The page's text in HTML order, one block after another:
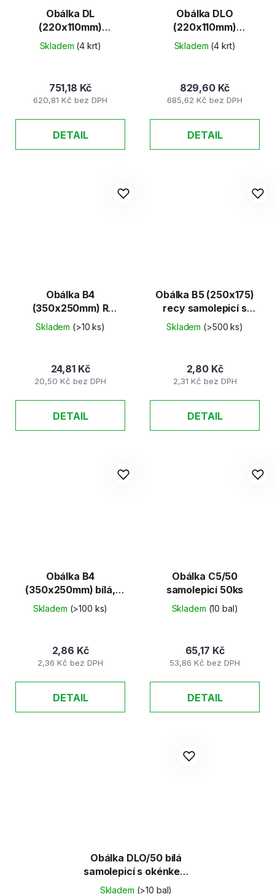
Obálka DL
(220x110mm)
samolepicí 1000ks/K
Skladem (4 krt)
620,81 Kč bez DPH
751,18 Kč
DETAIL
Obálka DLO
(220x110mm)
samolepicí 1000ks/K
Skladem (4 krt)
685,62 Kč bez DPH
829,60 Kč
DETAIL
Obálka B4
(350x250mm) R
textilní x dno
samolepicí s KP
Skladem (>10 ks)
20,50 Kč bez DPH
24,81 Kč
DETAIL
Obálka B5 (250x175)
recy samolepicí s
krycí páskou
Skladem (>500 ks)
2,31 Kč bez DPH
2,80 Kč
DETAIL
Obálka B4
(350x250mm) bílá,
samolepicí s KP
Skladem (>100 ks)
2,36 Kč bez DPH
2,86 Kč
DETAIL
Obálka C5/50
samolepicí 50ks
Skladem (10 bal)
53,86 Kč bez DPH
65,17 Kč
DETAIL
Obálka DLO/50 bílá
samolepicí s okénkem
vpravo dole
Skladem (>10 bal)